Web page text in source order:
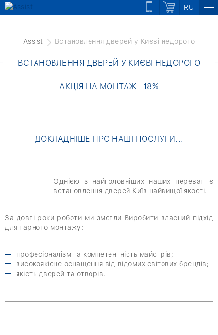
RU
Assist Встановлення дверей у Києві недорого
ВСТАНОВЛЕННЯ ДВЕРЕЙ У КИЄВІ НЕДОРОГО
АКЦІЯ НА МОНТАЖ -18%
ДОКЛАДНІШЕ ПРО НАШІ ПОСЛУГИ...
Однією з найголовніших наших переваг є
встановлення дверей Київ найвищої якості.
За довгі роки роботи ми змогли Виробити власний підхід
для гарного монтажу:
професіоналізм та компетентність майстрів;
високоякісне оснащення від відомих світових брендів;
якість дверей та отворів.